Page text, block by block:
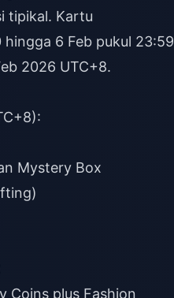
tipikal. Kartu
6 Feb pukul 23:59
2026 UTC+8.
Mystery Box
Coins plus Fashion